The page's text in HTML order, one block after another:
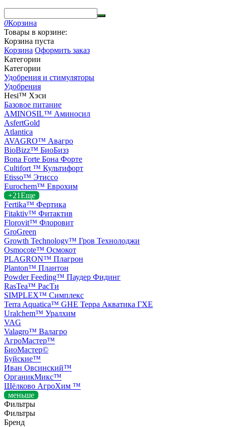
0Корзина
Товары в корзине:
Корзина пуста
Корзина Оформить заказ
Категории
Категории
Удобрения и стимуляторы
Удобрения
Hesi™ Хэси
Базовое питание
AMINOSIL™ Аминосил
AsfertGold
Atlantica
AVAGRO™ Авагро
BioBizz™ БиоБизз
Bona Forte Бона Форте
Cultifort ™ Культифорт
Etisso™ Этиссо
Eurochem™ Еврохим
+21Еще
Fertika™ Фертика
Fitaktiv™ Фитактив
Florovit™ Флоровит
GroGreen
Growth Technology™ Гров Технолоджи
Osmocote™ Осмокот
PLAGRON™ Плагрон
Planton™ Плантон
Powder Feeding™ Паудер Фидинг
RasTea™ РасТи
SIMPLEX™ Симплекс
Terra Aquatica™ GHE Терра Акватика ГХЕ
Uralchem™ Уралхим
VAG
Valagro™ Валагро
АгроМастер™
БиоМастер©️
Буйские™
Иван Овсинский™
ОрганикМикс™
Щёлково АгроХим ™
меньше
Фильтры
Фильтры
Бренд